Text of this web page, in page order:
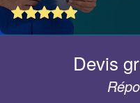
Devis